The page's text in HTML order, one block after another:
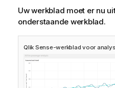
Uw werkblad moet er nu
onderstaande werkblad.
Qlik Sense-werkblad voor